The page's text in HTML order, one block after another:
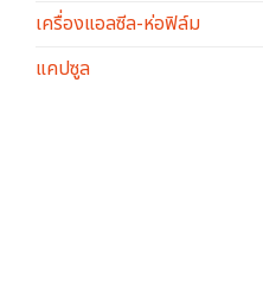
เครื่องแอลซีล-ห่อฟิล์ม
แคปซูล